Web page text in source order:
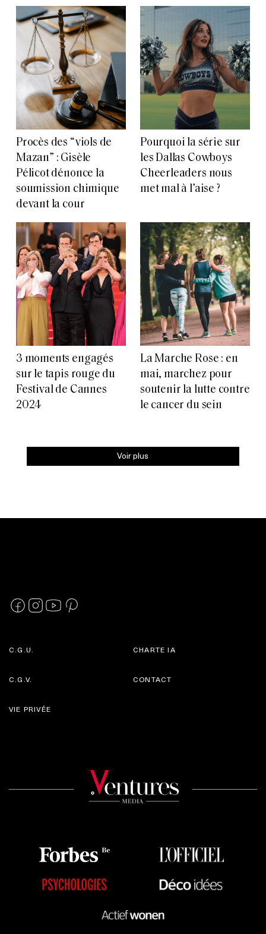
Procès des “viols de
Mazan” : Gisèle
Pélicot dénonce la
soumission chimique
devant la cour
Pourquoi la série sur
les Dallas Cowboys
Cheerleaders nous
met mal à l’aise ?
3 moments engagés
sur le tapis rouge du
Festival de Cannes
2024
La Marche Rose : en
mai, marchez pour
soutenir la lutte contre
le cancer du sein
Voir plus
C.G.U.
C.G.V.
CHARTE IA
CONTACT
VIE PRIVÉE